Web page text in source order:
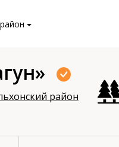
район
Топчихинский район